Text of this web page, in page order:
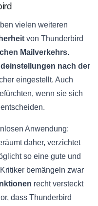
vielen weiteren
von Thunderbird
Mailverkehrs.
nach der
eingestellt. Auch
wenn sie sich
Anwendung:
daher, verzichtet
so eine gute und
bemängeln zwar
recht versteckt
dass Thunderbird